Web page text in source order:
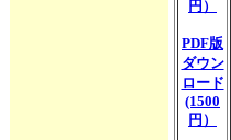
円）
PDF版
ダウン
ロード
(1500
円）